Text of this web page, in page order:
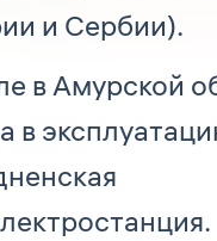
и Сербии).
в Амурской
в